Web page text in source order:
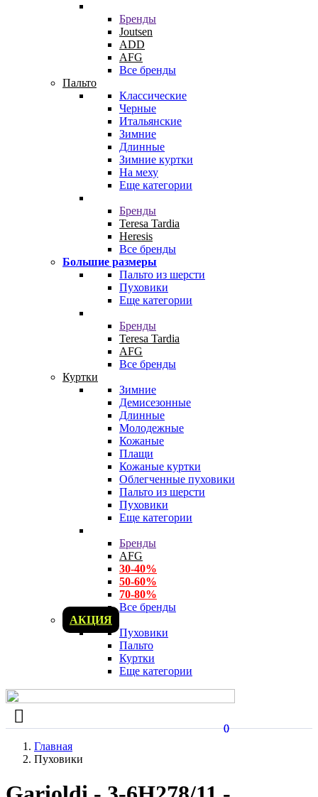
Бренды
Joutsen
ADD
AFG
Все бренды
Пальто
Классические
Черные
Итальянские
Зимние
Длинные
Зимние куртки
На меху
Еще категории
Бренды
Teresa Tardia
Heresis
Все бренды
Большие размеры
Пальто из шерсти
Пуховики
Еще категории
Бренды
Teresa Tardia
AFG
Все бренды
Куртки
Зимние
Демисезонные
Длинные
Молодежные
Кожаные
Плащи
Кожаные куртки
Облегченные пуховики
Пальто из шерсти
Пуховики
Еще категории
Бренды
AFG
30-40%
50-60%
70-80%
Все бренды
АКЦИЯ
Пуховики
Пальто
Куртки
Еще категории
0
0
Главная
Пуховики